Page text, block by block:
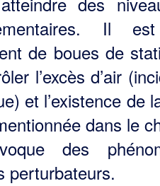
Il
de boues de
l’excès d’air
et l’existence de
dans le
des
perturbateurs.